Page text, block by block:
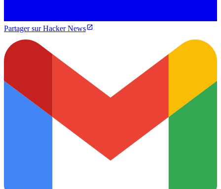
Partager sur Hacker News